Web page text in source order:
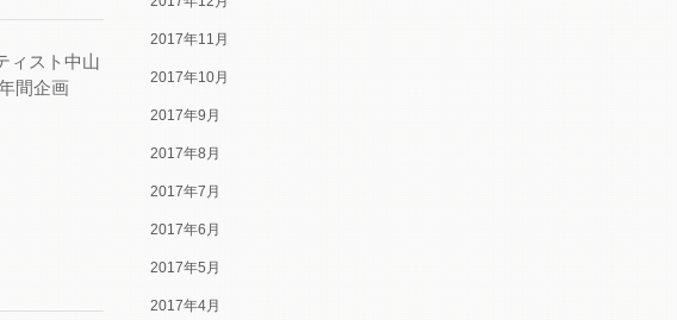
ィスト中山
間企画
2017年11月
2017年10月
2017年9月
2017年8月
2017年7月
2017年6月
2017年5月
2017年4月